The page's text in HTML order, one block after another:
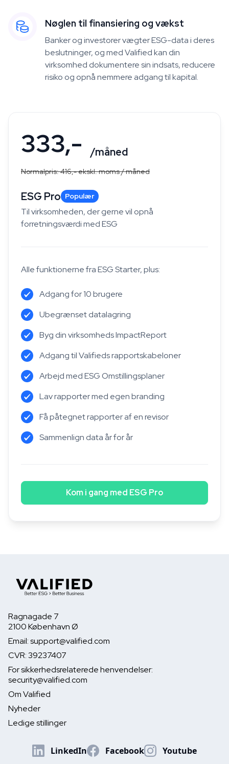
Nøglen til finansiering og vækst
Banker og investorer vægter ESG-data i deres
beslutninger, og med Valified kan din
virksomhed dokumentere sin indsats, reducere
risiko og opnå nemmere adgang til kapital.
ESG Pro Populær
Til virksomheden, der gerne vil opnå
forretningsværdi med ESG
333,- /måned
Normalpris: 416,- ekskl. moms / måned
Alle funktionerne fra ESG Starter, plus:
Adgang for 10 brugere
Ubegrænset datalagring
Byg din virksomheds ImpactReport
Adgang til Valifieds rapportskabeloner
Arbejd med ESG Omstillingsplaner
Lav rapporter med egen branding
Få påtegnet rapporter af en revisor
Sammenlign data år for år
Kom i gang med ESG Pro
Ragnagade 7
2100 København Ø
Email: support@valified.com
CVR: 39237407
For sikkerhedsrelaterede henvendelser:
security@valified.com
Om Valified
Nyheder
Ledige stillinger
LinkedIn Facebook Youtube